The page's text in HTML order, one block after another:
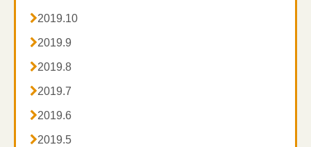
2019.10
2019.9
2019.8
2019.7
2019.6
2019.5